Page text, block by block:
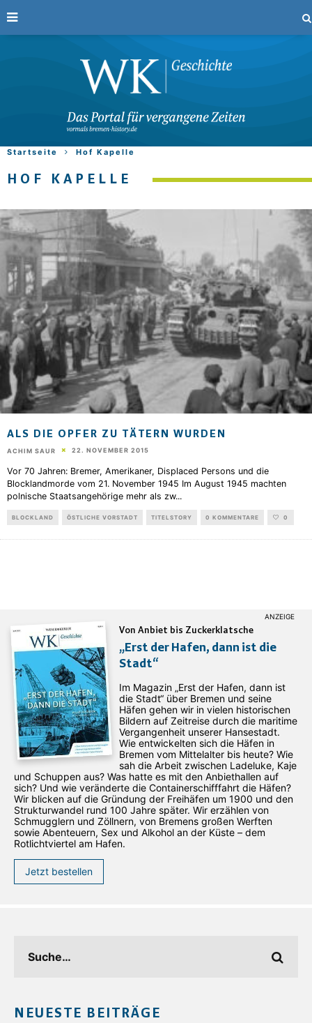
Startseite Hof Kapelle
HOF KAPELLE
ALS DIE OPFER ZU TÄTERN WURDEN
ACHIM SAUR 22. NOVEMBER 2015
Vor 70 Jahren: Bremer, Amerikaner, Displaced Persons und die
Blocklandmorde vom 21. November 1945 Im August 1945 machten
polnische Staatsangehörige mehr als zw...
BLOCKLAND ÖSTLICHE VORSTADT TITELSTORY 0 KOMMENTARE 0
Von Anbiet bis Zuckerklatsche
„Erst der Hafen, dann ist die
Stadt“
Im Magazin „Erst der Hafen, dann ist
die Stadt“ über Bremen und seine
Häfen gehen wir in vielen historischen
Bildern auf Zeitreise durch die maritime
Vergangenheit unserer Hansestadt.
Wie entwickelten sich die Häfen in
Bremen vom Mittelalter bis heute? Wie
sah die Arbeit zwischen Ladeluke, Kaje
und Schuppen aus? Was hatte es mit den Anbiethallen auf
sich? Und wie veränderte die Containerschifffahrt die Häfen?
Wir blicken auf die Gründung der Freihäfen um 1900 und den
Strukturwandel rund 100 Jahre später. Wir erzählen von
Schmugglern und Zöllnern, von Bremens großen Werften
sowie Abenteuern, Sex und Alkohol an der Küste – dem
Rotlichtviertel am Hafen.
Jetzt bestellen
NEUESTE BEITRÄGE